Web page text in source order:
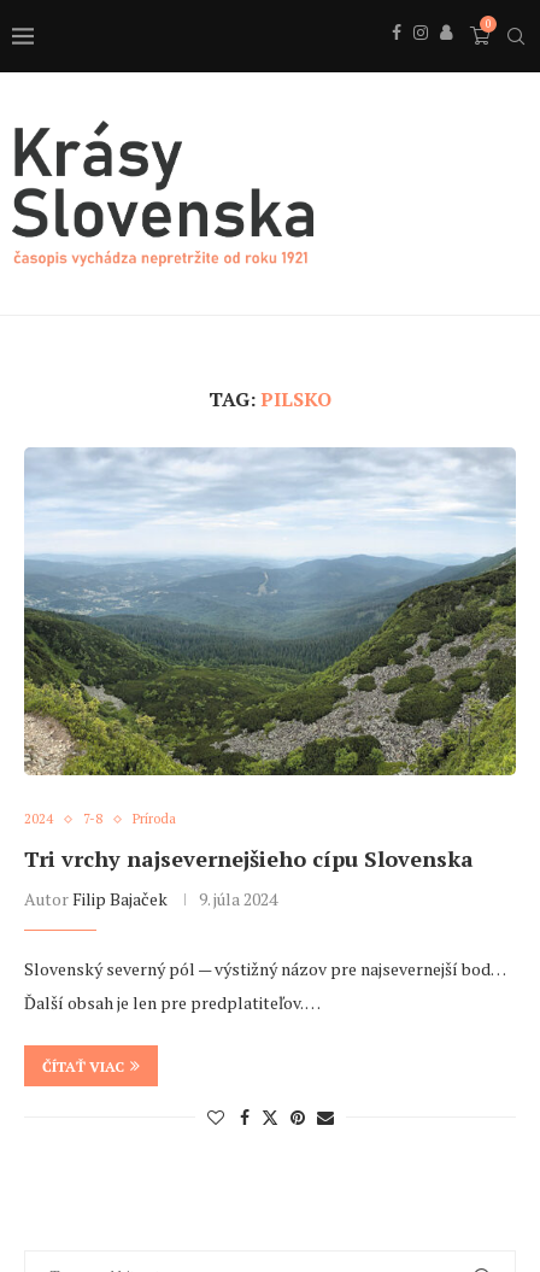
0
TAG:PILSKO
2024 7-8 Príroda
Tri vrchy najsevernejšieho cípu Slovenska
AutorFilip Bajaček 9. júla 2024
Slovenský severný pól — výstižný názov pre najsevernejší bod…
Ďalší obsah je len pre predplatiteľov. …
ČÍTAŤ VIAC